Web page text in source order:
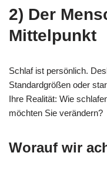
2) Der
Mittelpunkt
Schlaf ist persönlich.
Standardgrößen oder
Ihre Realität: Wie
möchten Sie verändern?
Worauf wir